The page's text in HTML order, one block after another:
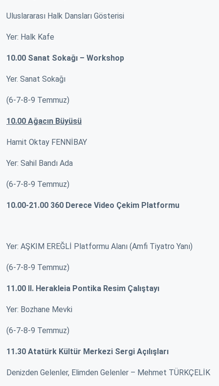
Uluslararası Halk Dansları Gösterisi
Yer: Halk Kafe
10.00 Sanat Sokağı – Workshop
Yer. Sanat Sokağı
(6-7-8-9 Temmuz)
10.00 Ağacın Büyüsü
Hamit Oktay FENNİBAY
Yer: Sahil Bandı Ada
(6-7-8-9 Temmuz)
10.00-21.00 360 Derece Video Çekim Platformu
Yer: AŞKIM EREĞLİ Platformu Alanı (Amfi Tiyatro Yanı)
(6-7-8-9 Temmuz)
11.00 II. Herakleia Pontika Resim Çalıştayı
Yer: Bozhane Mevki
(6-7-8-9 Temmuz)
11.30 Atatürk Kültür Merkezi Sergi Açılışları
Denizden Gelenler, Elimden Gelenler – Mehmet TÜRKÇELİK